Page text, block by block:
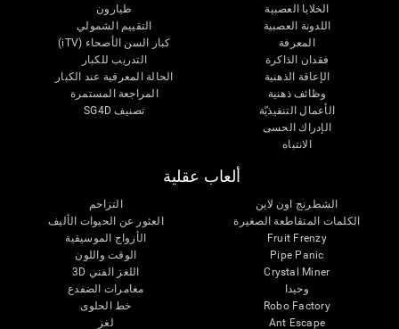
الخلايا العصبية
اللدونة العصبية
المعرفة
فقدان الذاكرة
الإعاقة الذهنية
وظائف ذهنية
الأعمال التنفيذيّة
الإدراك الحسى
الانتباه
طيارون
التقييم الشمولي
كبار السن الأصحاء (iTV)
التدريب للكبار
الحالة المعرفية عند الكبار
المراجعة المستمرة
تصنيف SG4D
ألعاب عقلية
الشطرنج اون لاين
الكلمات المتقاطعة الصغيرة
Fruit Frenzy
Pipe Panic
Crystal Miner
وحيدا
Robo Factory
Ant Escape
التزاحم
العثور عن الحيوات الأليف
الأزواج الموسيقية
الوقت واللون
اللغز الفني 3D
مغامرات الضفدع
خط الحلوى
لغز